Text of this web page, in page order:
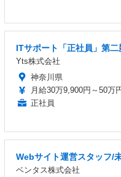
ITサポート「正社員」第
Yts株式会社
神奈川県
月給30万9,900円～50万
正社員
Webサイト運営スタッフ/
ベンタス株式会社